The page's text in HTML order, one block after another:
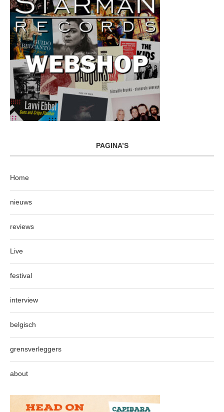
PAGINA’S
Home
nieuws
reviews
Live
festival
interview
belgisch
grensverleggers
about